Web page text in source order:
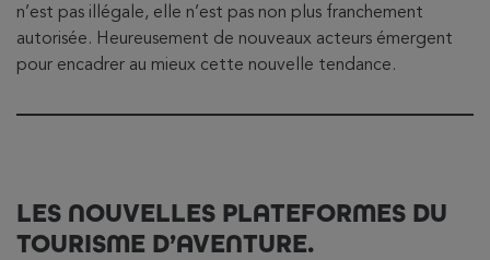
n’est pas illégale, elle n’est pas non plus franchement
autorisée. Heureusement de nouveaux acteurs émergent
pour encadrer au mieux cette nouvelle tendance.
LES NOUVELLES PLATEFORMES DU
TOURISME D’AVENTURE.